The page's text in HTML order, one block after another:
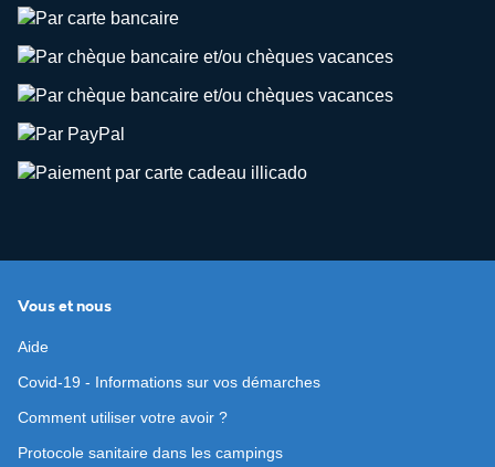
Vous et nous
Aide
Covid-19 - Informations sur vos démarches
Comment utiliser votre avoir ?
Protocole sanitaire dans les campings